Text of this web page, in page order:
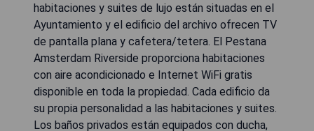
habitaciones y suites de lujo están situadas en el
Ayuntamiento y el edificio del archivo ofrecen TV
de pantalla plana y cafetera/tetera. El Pestana
Amsterdam Riverside proporciona habitaciones
con aire acondicionado e Internet WiFi gratis
disponible en toda la propiedad. Cada edificio da
su propia personalidad a las habitaciones y suites.
Los baños privados están equipados con ducha,